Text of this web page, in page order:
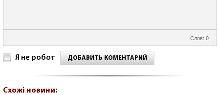
Слов: 0
Я не робот ДОБАВИТЬ КОМЕНТАРИЙ
Схожі новини: